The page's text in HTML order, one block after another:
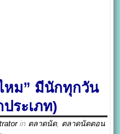
หม” มีนักทุกวัน
ระเภท)
in ตลาดนัด, ตลาดนัดตอน